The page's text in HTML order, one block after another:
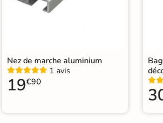
Nez de marche aluminium
1 avis
19€90